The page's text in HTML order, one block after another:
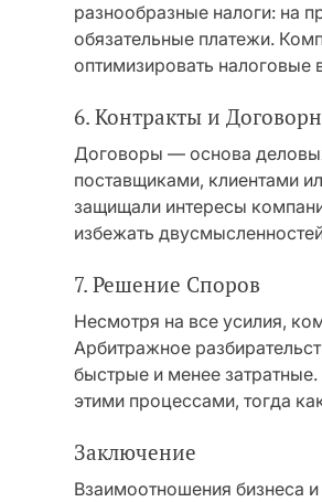
разнообразные налоги: на
обязательные платежи.
оптимизировать налоговые
6. Контракты и
Договоры — основа
поставщиками, клиентами
защищали интересы
избежать
7. Решение Споров
Несмотря на все усилия,
Арбитражное
быстрые и менее
этими процессами, тогда
Заключение
Взаимоотношения бизнеса